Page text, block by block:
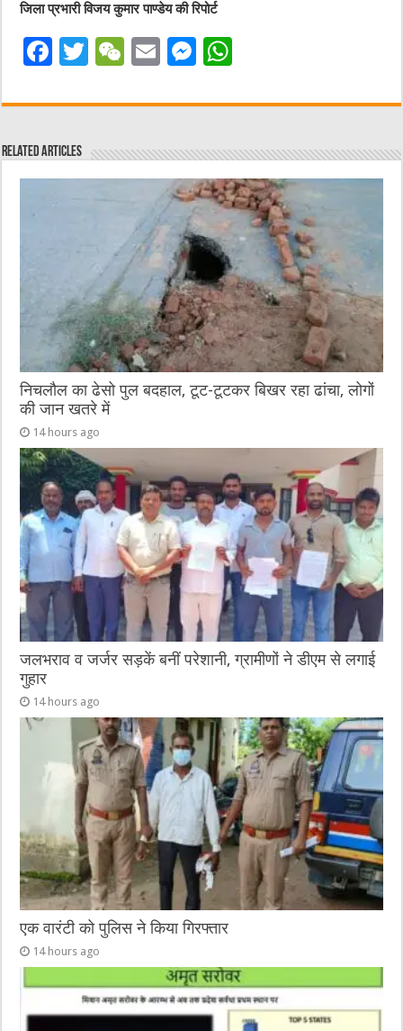
जिला प्रभारी विजय कुमार पाण्डेय की रिपोर्ट
F
c
e
b
T
it
r
W
C
at
E
ai
M
ss
n
g
er
at
A
p
p
Related Articles
निचलौल का ढेसो पुल बदहाल, टूट-टूटकर बिखर रहा ढांचा, लोगों
की जान खतरे में
14 hours ago
जलभराव व जर्जर सड़कें बनीं परेशानी, ग्रामीणों ने डीएम से लगाई
गुहार
14 hours ago
एक वारंटी को पुलिस ने किया गिरफ्तार
14 hours ago